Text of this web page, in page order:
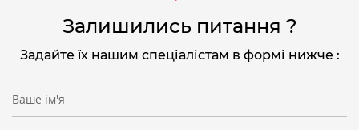
Залишились питання ?
Задайте їх нашим спеціалістам в формі нижче :
Ваше ім'я